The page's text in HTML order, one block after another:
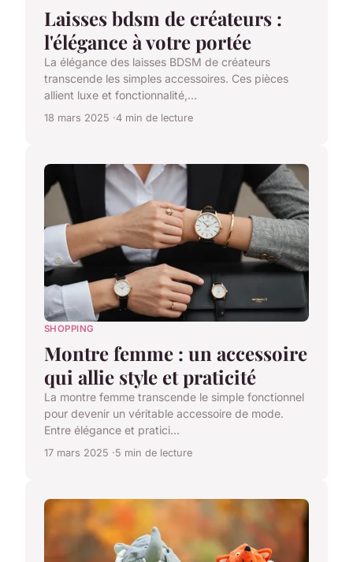
Laisses bdsm de créateurs :
l'élégance à votre portée
La élégance des laisses BDSM de créateurs
transcende les simples accessoires. Ces pièces
allient luxe et fonctionnalité,...
18 mars 2025 4 min de lecture
SHOPPING
Montre femme : un accessoire
qui allie style et praticité
La montre femme transcende le simple fonctionnel
pour devenir un véritable accessoire de mode.
Entre élégance et pratici...
17 mars 2025 5 min de lecture